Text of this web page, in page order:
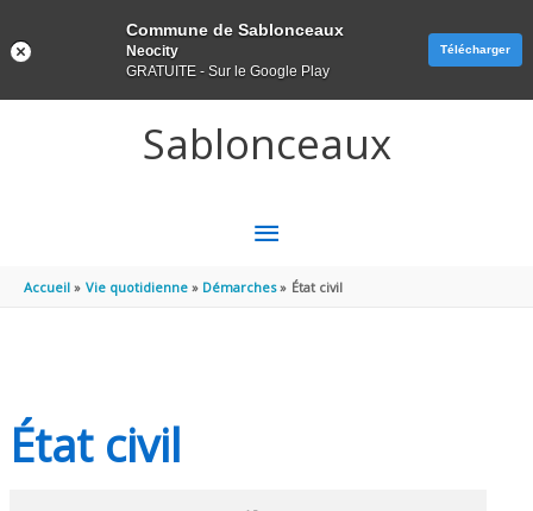
Sablonceaux
MENU
PRINCIPAL
Accueil Vie quotidienne Démarches État civil
État civil
Commune de Sablonceaux
Neocity
GRATUITE - Sur le Google Play
Télécharger